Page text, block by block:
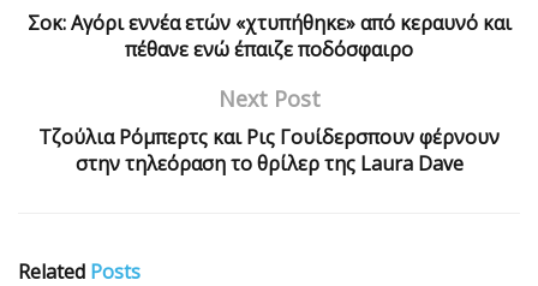
Σοκ: Αγόρι εννέα ετών «χτυπήθηκε» από κεραυνό και
πέθανε ενώ έπαιζε ποδόσφαιρο
Next Post
Τζούλια Ρόμπερτς και Ρις Γουίδερσπουν φέρνουν
στην τηλεόραση το θρίλερ της Laura Dave
Related Posts